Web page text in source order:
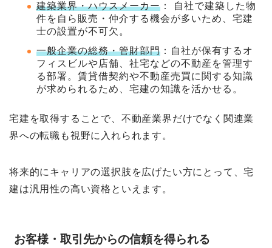
建築業界・ハウスメーカー ： 自社で建築した物
件を自ら販売・仲介する機会が多いため、宅建
士の設置が不可欠。
一般企業の総務・管財部門 ：自社が保有するオ
フィスビルや店舗、社宅などの不動産を管理す
る部署。賃貸借契約や不動産売買に関する知識
が求められるため、宅建の知識を活かせる。
宅建を取得することで、不動産業界だけでなく関連業
界への転職も視野に入れられます。
将来的にキャリアの選択肢を広げたい方にとって、宅
建は汎用性の高い資格といえます。
お客様・取引先からの信頼を得られる